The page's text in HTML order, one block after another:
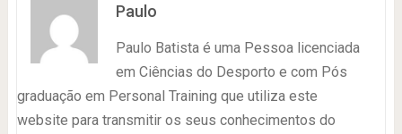
Paulo
Paulo Batista é uma Pessoa licenciada
em Ciências do Desporto e com Pós
graduação em Personal Training que utiliza este
website para transmitir os seus conhecimentos do